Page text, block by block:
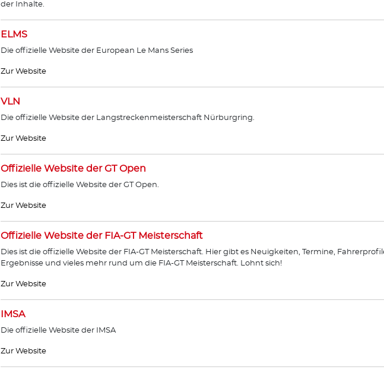
der Inhalte.
ELMS
Die offizielle Website der European Le Mans Series
Zur Website
VLN
Die offizielle Website der Langstreckenmeisterschaft Nürburgring.
Zur Website
Offizielle Website der GT Open
Dies ist die offizielle Website der GT Open.
Zur Website
Offizielle Website der FIA-GT Meisterschaft
Dies ist die offizielle Website der FIA-GT Meisterschaft. Hier gibt es Neuigkeiten, Termine,
Ergebnisse und vieles mehr rund um die FIA-GT Meisterschaft. Lohnt sich!
Zur Website
IMSA
Die offizielle Website der IMSA
Zur Website